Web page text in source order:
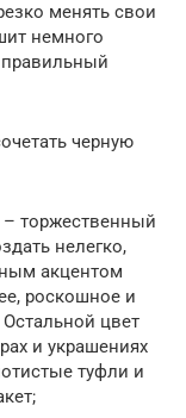
менять свои
немного
правильный
черную
торжественный
нелегко,
акцентом
роскошное и
цвет
и украшениях
туфли и